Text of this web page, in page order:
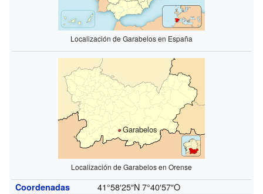
Localización de Garabelos en España
Garabelos
Localización de Garabelos en Orense
Coordenadas 41°58′25″N 7°40′57″O